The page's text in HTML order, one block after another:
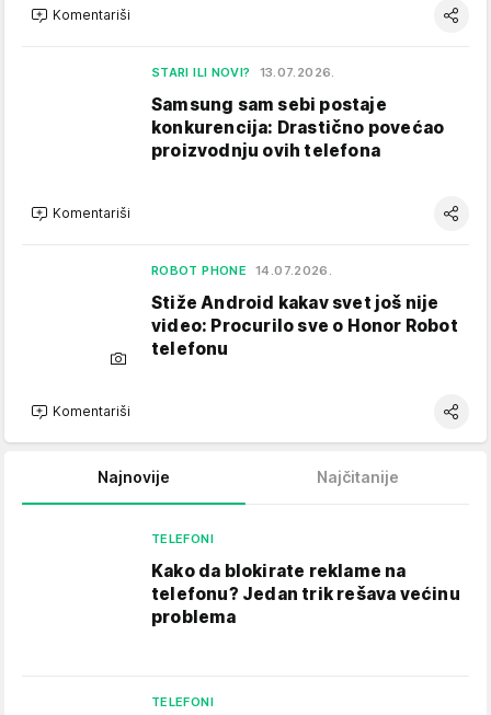
Komentariši
STARI ILI NOVI? 13.07.2026.
Samsung sam sebi postaje
konkurencija: Drastično povećao
proizvodnju ovih telefona
Komentariši
ROBOT PHONE 14.07.2026.
Stiže Android kakav svet još nije
video: Procurilo sve o Honor Robot
telefonu
Komentariši
Najnovije Najčitanije
TELEFONI
Kako da blokirate reklame na
telefonu​? Jedan trik rešava većinu
problema
TELEFONI